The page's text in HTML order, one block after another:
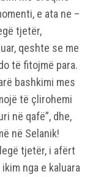
e ata ne –
tjetër,
qeshte se me
të fitojmë para.
bashkimi mes
të çlirohemi
në qafë”, dhe,
në Selanik!
tjetër, i afërt
nga e kaluara